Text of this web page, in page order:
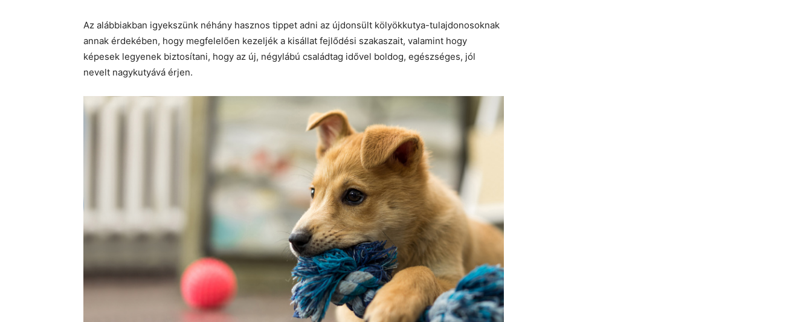
Az alábbiakban igyekszünk néhány hasznos tippet adni az újdonsült kölyökkutya-tulajdonosoknak
annak érdekében, hogy megfelelően kezeljék a kisállat fejlődési szakaszait, valamint hogy
képesek legyenek biztosítani, hogy az új, négylábú családtag idővel boldog, egészséges, jól
nevelt nagykutyává érjen.